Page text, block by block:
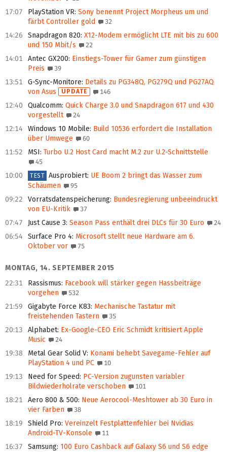
17:07 PlayStation VR: Sony benennt Project Morpheus um und
färbt Controller gold
32
14:26 Snapdragon 820: X12-Modem ermöglicht LTE mit bis zu 600
und 150 Mbit/s
22
14:01 Antec GX200: Einstiegs-Tower für Gamer zum günstigen
Preis
39
13:51 G-Sync-Monitore: Details zu PG348Q, PG279Q und PG27AQ
von Asus
UPDATE 146
12:40 Qualcomm: Quick Charge 3.0 und Snapdragon 617 und 430
vorgestellt
24
12:14 Windows 10 Mobile: Build 10536 erfordert die Installation
über Umwege
60
11:52 MSI: Turbo U.2 Host Card macht M.2 zur U.2-Schnittstelle
45
10:00 TEST Ausprobiert: UE Boom 2 bringt das Wasser zum
Schäumen
95
09:22 Vorratsdatenspeicherung: Bundesregierung unbeeindruckt
von EU-Kritik
37
07:47 Just Cause 3: Season Pass enthält drei DLCs für 30 Euro 24
06:54 Surface Pro 4: Microsoft stellt neue Hardware am 6.
Oktober vor
75
MONTAG, 14. SEPTEMBER 2015
22:31
Rassismus: Facebook will stärker gegen Hassbeiträge
vorgehen
532
21:59 Gigabyte Force K83: Mechanische Tastatur mit
freistehenden Tastern
35
20:13 Alphabet: Ex-Google-CEO Eric Schmidt kritisiert Apple
Music
24
19:38 Metal Gear Solid V: Konami behebt Savegame-Fehler auf
PlayStation 4 und PC
10
19:13 Need for Speed: PC-Version zugunsten variabler
Bildwiederholrate verschoben
101
18:21 Aero 800 & 500: Neue Aerocool-Meshtower ab 30 Euro in
vier Farben
38
18:19 Shield Pro: Vereinzelt Festplattenfehler bei Nvidias
Android-TV-Konsole
11
16:37 Samsung: 100 Euro Cashback auf Galaxy S6 und S6 edge